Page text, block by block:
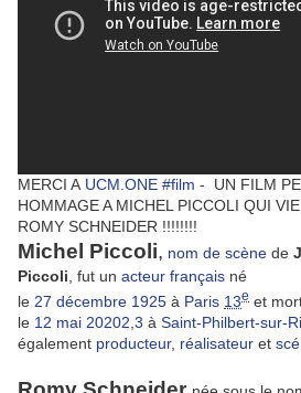
MERCI A UCM.ONE #film - UN FILM
HOMMAGE A MICHEL PICCOLI QUI
ROMY SCHNEIDER !!!!!!!!
Michel Piccoli, nom de scène de
Piccoli , fut un acteur français né
le 27 décembre 1925 à Paris 13e et
le 12 mai 20202 3 à Saint-Philbert-sur-
également producteur, réalisateur et